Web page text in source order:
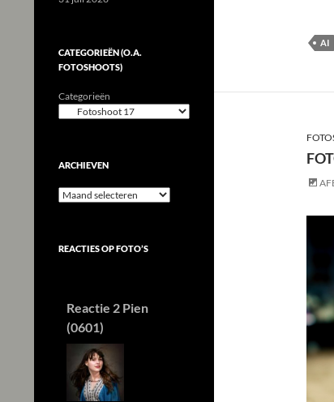
AI
CATEGORIEËN (O.A.
FOTOSHOOTS)
Categorieën
ARCHIEVEN
Archieven
REACTIES OP FOTO’S
Reactie 2 Pien
(0601)